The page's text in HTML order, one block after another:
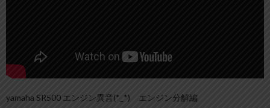
yamaha SR500 エンジン異音(*_*) エンジン分解編